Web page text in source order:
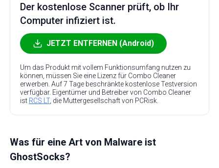
Der kostenlose Scanner prüft, ob Ihr
Computer infiziert ist.
JETZT ENTFERNEN (Android)
Um das Produkt mit vollem Funktionsumfang nutzen zu
können, müssen Sie eine Lizenz für Combo Cleaner
erwerben. Auf 7 Tage beschränkte kostenlose Testversion
verfügbar. Eigentümer und Betreiber von Combo Cleaner
ist RCS LT, die Muttergesellschaft von PCRisk.
Was für eine Art von Malware ist
GhostSocks?